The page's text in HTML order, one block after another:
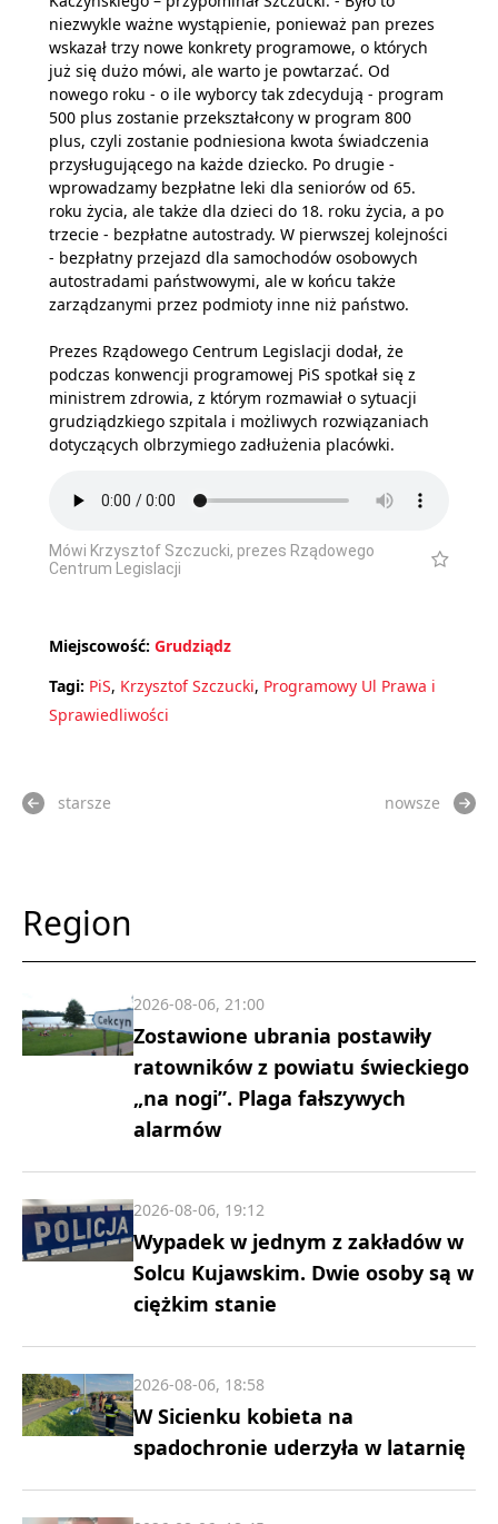
niezwykle ważne wystąpienie, ponieważ pan prezes
wskazał trzy nowe konkrety programowe, o których
już się dużo mówi, ale warto je powtarzać. Od
nowego roku - o ile wyborcy tak zdecydują - program
500 plus zostanie przekształcony w program 800
plus, czyli zostanie podniesiona kwota świadczenia
przysługującego na każde dziecko. Po drugie -
wprowadzamy bezpłatne leki dla seniorów od 65.
roku życia, ale także dla dzieci do 18. roku życia, a po
trzecie - bezpłatne autostrady. W pierwszej kolejności
- bezpłatny przejazd dla samochodów osobowych
autostradami państwowymi, ale w końcu także
zarządzanymi przez podmioty inne niż państwo.
Prezes Rządowego Centrum Legislacji dodał, że
podczas konwencji programowej PiS spotkał się z
ministrem zdrowia, z którym rozmawiał o sytuacji
grudziądzkiego szpitala i możliwych rozwiązaniach
dotyczących olbrzymiego zadłużenia placówki.
Mówi Krzysztof Szczucki, prezes Rządowego
Centrum Legislacji
Miejscowość: Grudziądz
Tagi: PiS, Krzysztof Szczucki, Programowy Ul Prawa i
Sprawiedliwości
starsze nowsze
Region
Zostawione ubrania postawiły
ratowników z powiatu świeckiego
„na nogi”. Plaga fałszywych
alarmów
2026-08-06, 21:00
Wypadek w jednym z zakładów w
Solcu Kujawskim. Dwie osoby są w
ciężkim stanie
2026-08-06, 19:12
W Sicienku kobieta na
spadochronie uderzyła w latarnię
2026-08-06, 18:58